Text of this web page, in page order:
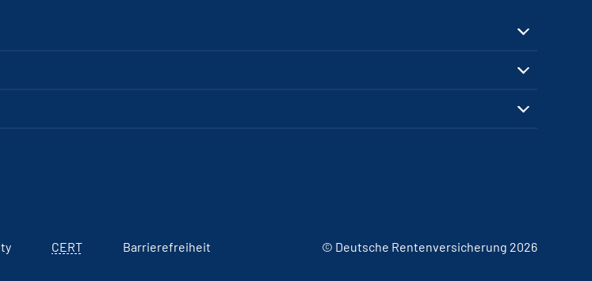
CERT Barrierefreiheit © Deutsche Rentenversicherung 2026